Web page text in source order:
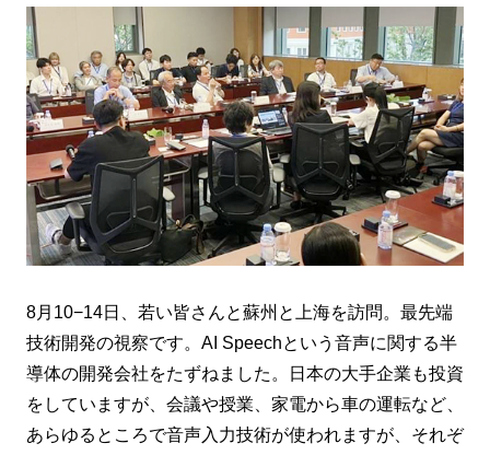
8月10−14日、若い皆さんと蘇州と上海を訪問。最先端
技術開発の視察です。AI Speechという音声に関する半
導体の開発会社をたずねました。日本の大手企業も投資
をしていますが、会議や授業、家電から車の運転など、
あらゆるところで音声入力技術が使われますが、それぞ